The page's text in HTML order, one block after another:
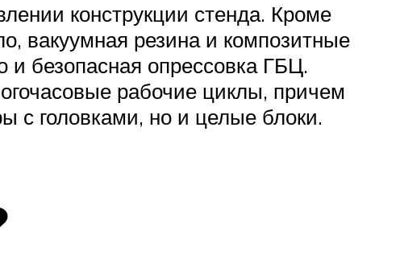
конструкции стенда. Кроме
вакуумная резина и композитные
и безопасная опрессовка ГБЦ.
рабочие циклы, причем
с головками, но и целые блоки.